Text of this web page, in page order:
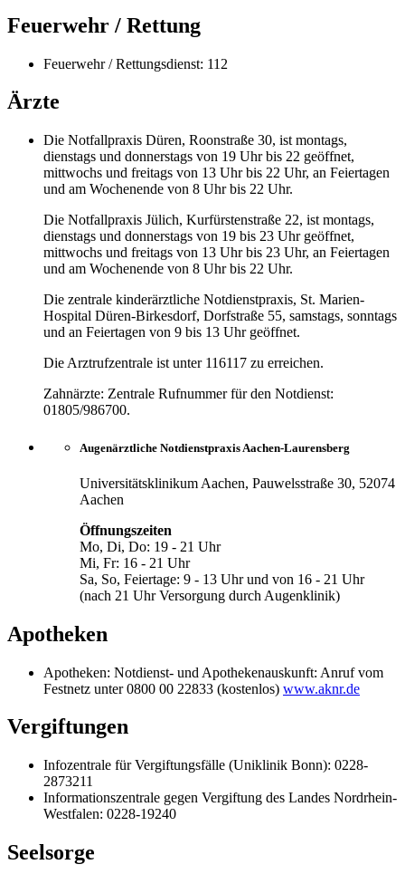
Feuerwehr / Rettung
Feuerwehr / Rettungsdienst: 112
Ärzte
Die Notfallpraxis Düren, Roonstraße 30, ist montags,
dienstags und donnerstags von 19 Uhr bis 22 geöffnet,
mittwochs und freitags von 13 Uhr bis 22 Uhr, an Feiertagen
und am Wochenende von 8 Uhr bis 22 Uhr.
Die Notfallpraxis Jülich, Kurfürstenstraße 22, ist montags,
dienstags und donnerstags von 19 bis 23 Uhr geöffnet,
mittwochs und freitags von 13 Uhr bis 23 Uhr, an Feiertagen
und am Wochenende von 8 Uhr bis 22 Uhr.
Die zentrale kinderärztliche Notdienstpraxis, St. Marien-
Hospital Düren-Birkesdorf, Dorfstraße 55, samstags, sonntags
und an Feiertagen von 9 bis 13 Uhr geöffnet.
Die Arztrufzentrale ist unter 116117 zu erreichen.
Zahnärzte: Zentrale Rufnummer für den Notdienst:
01805/986700.
Augenärztliche Notdienstpraxis Aachen-Laurensberg
Universitätsklinikum Aachen, Pauwelsstraße 30, 52074
Aachen
Öffnungszeiten
Mo, Di, Do: 19 - 21 Uhr
Mi, Fr: 16 - 21 Uhr
Sa, So, Feiertage: 9 - 13 Uhr und von 16 - 21 Uhr
(nach 21 Uhr Versorgung durch Augenklinik)
Apotheken
Apotheken: Notdienst- und Apothekenauskunft: Anruf vom
Festnetz unter 0800 00 22833 (kostenlos) www.aknr.de
Vergiftungen
Infozentrale für Vergiftungsfälle (Uniklinik Bonn): 0228-
2873211
Informationszentrale gegen Vergiftung des Landes Nordrhein-
Westfalen: 0228-19240
Seelsorge